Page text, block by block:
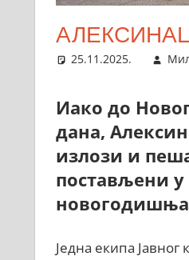
25.11.2025.
Иако до
дана,
излози и
постављени у
новогодишња
Једна екипа